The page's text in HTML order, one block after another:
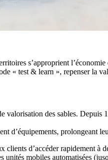
s’approprient
« test & learn », repenser la
valorisation des sables.
d’équipements, prolongeant
d’accéder rapidement à
mobiles automatisées